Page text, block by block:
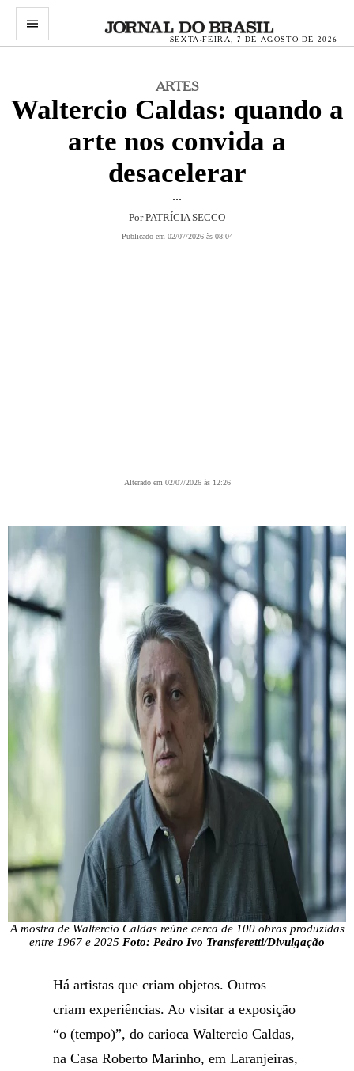
menu
SEXTA-FEIRA, 7 DE AGOSTO DE 2026
ARTES
Waltercio Caldas: quando a
arte nos convida a
desacelerar
...
PorPATRÍCIA SECCO
Publicado em 02/07/2026 às 08:04
Alterado em 02/07/2026 às 12:26
A mostra de Waltercio Caldas reúne cerca de 100 obras produzidas
entre 1967 e 2025 Foto: Pedro Ivo Transferetti/Divulgação
Há artistas que criam objetos. Outros
criam experiências. Ao visitar a exposição
“o (tempo)”, do carioca Waltercio Caldas,
na Casa Roberto Marinho, em Laranjeiras,